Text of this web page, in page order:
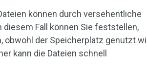
können durch versehentliche
Fall können Sie feststellen,
obwohl der Speicherplatz genutzt
kann die Dateien schnell